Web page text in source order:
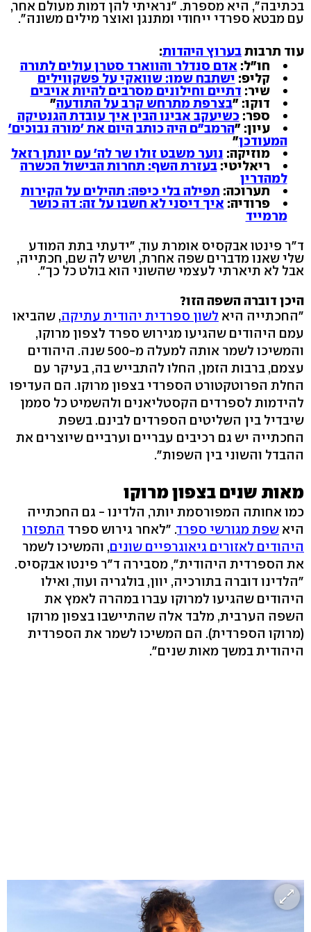
בכתיבה", היא מספרת. "נראיתי להן דמות מעולם אחר,
עם מבטא ספרדי ייחודי ומתנגן ואוצר מילים משונה".
עוד תרבותבערוץ היהדות:
חו"ל: אדם סנדלר והווארד סטרן עולים לתורה
קליפ: ישתבח שמו: שוואקי על פשקווילים
שיר: דתיים וחילונים מסרבים להיות אויבים
דוקו: "בצרפת מתרחש קרב על התודעה"
ספר:כשיעקב אבינו הבין איך עובדת הגנטיקה
עיון: "הרמב"ם היה כותב היום את 'מורה נבוכים'
המעודכן"
מוזיקה: נוער משבט זולו שר לה' עם יונתן רזאל
ריאליטי:בעזרת השף: תחרות הבישול הכשרה
למהדרין
תערוכה: תפילה בלי כיפה: תהילים על הקירות
פרודיה: איך דיסני לא חשבו על זה: דה כושר
מרמייד
ד"ר פינטו אבקסיס אומרת עוד, "ידעתי בתת המודע
שלי שאנו מדברים שפה אחרת, ושיש לה שם, חכתייה,
אבל לא תיארתי לעצמי שהשוני הוא בולט כל כך".
היכן דוברה השפה הזו?
"החכתייה היא לשון ספרדית יהודית עתיקה, שהביאו
עמם היהודים שהגיעו מגירוש ספרד לצפון מרוקו,
והמשיכו לשמר אותה למעלה מ-500 שנה. היהודים
עצמם, ברבות הזמן, החלו להתבייש בה, בעיקר עם
החלת הפרוטקטורט הספרדי בצפון מרוקו. הם העדיפו
להידמות לספרדים הקסטליאנים ולהשמיט כל סממן
שיבדיל בין השליטים הספרדים לבינם. בשפת
החכתייה יש גם רכיבים עבריים וערביים שיוצרים את
ההבדל והשוני בין השפות".
מאות שנים בצפון מרוקו
כמו אחותה המפורסמת יותר, הלדינו - גם החכתייה
היא שפת מגורשי ספרד. "לאחר גירוש ספרד התפזרו
היהודים לאזורים גיאוגרפיים שונים, והמשיכו לשמר
את הספרדית היהודית", מסבירה ד"ר פינטו אבקסיס.
"הלדינו דוברה בתורכיה, יוון, בולגריה ועוד, ואילו
היהודים שהגיעו למרוקו עברו במהרה לאמץ את
השפה הערבית, מלבד אלה שהתיישבו בצפון מרוקו
(מרוקו הספרדית). הם המשיכו לשמר את הספרדית
היהודית במשך מאות שנים".